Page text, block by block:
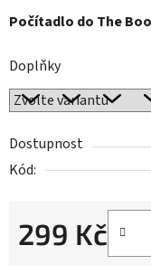
Počítadlo do The
Doplňky
Dostupnost
Kód:
299 Kč